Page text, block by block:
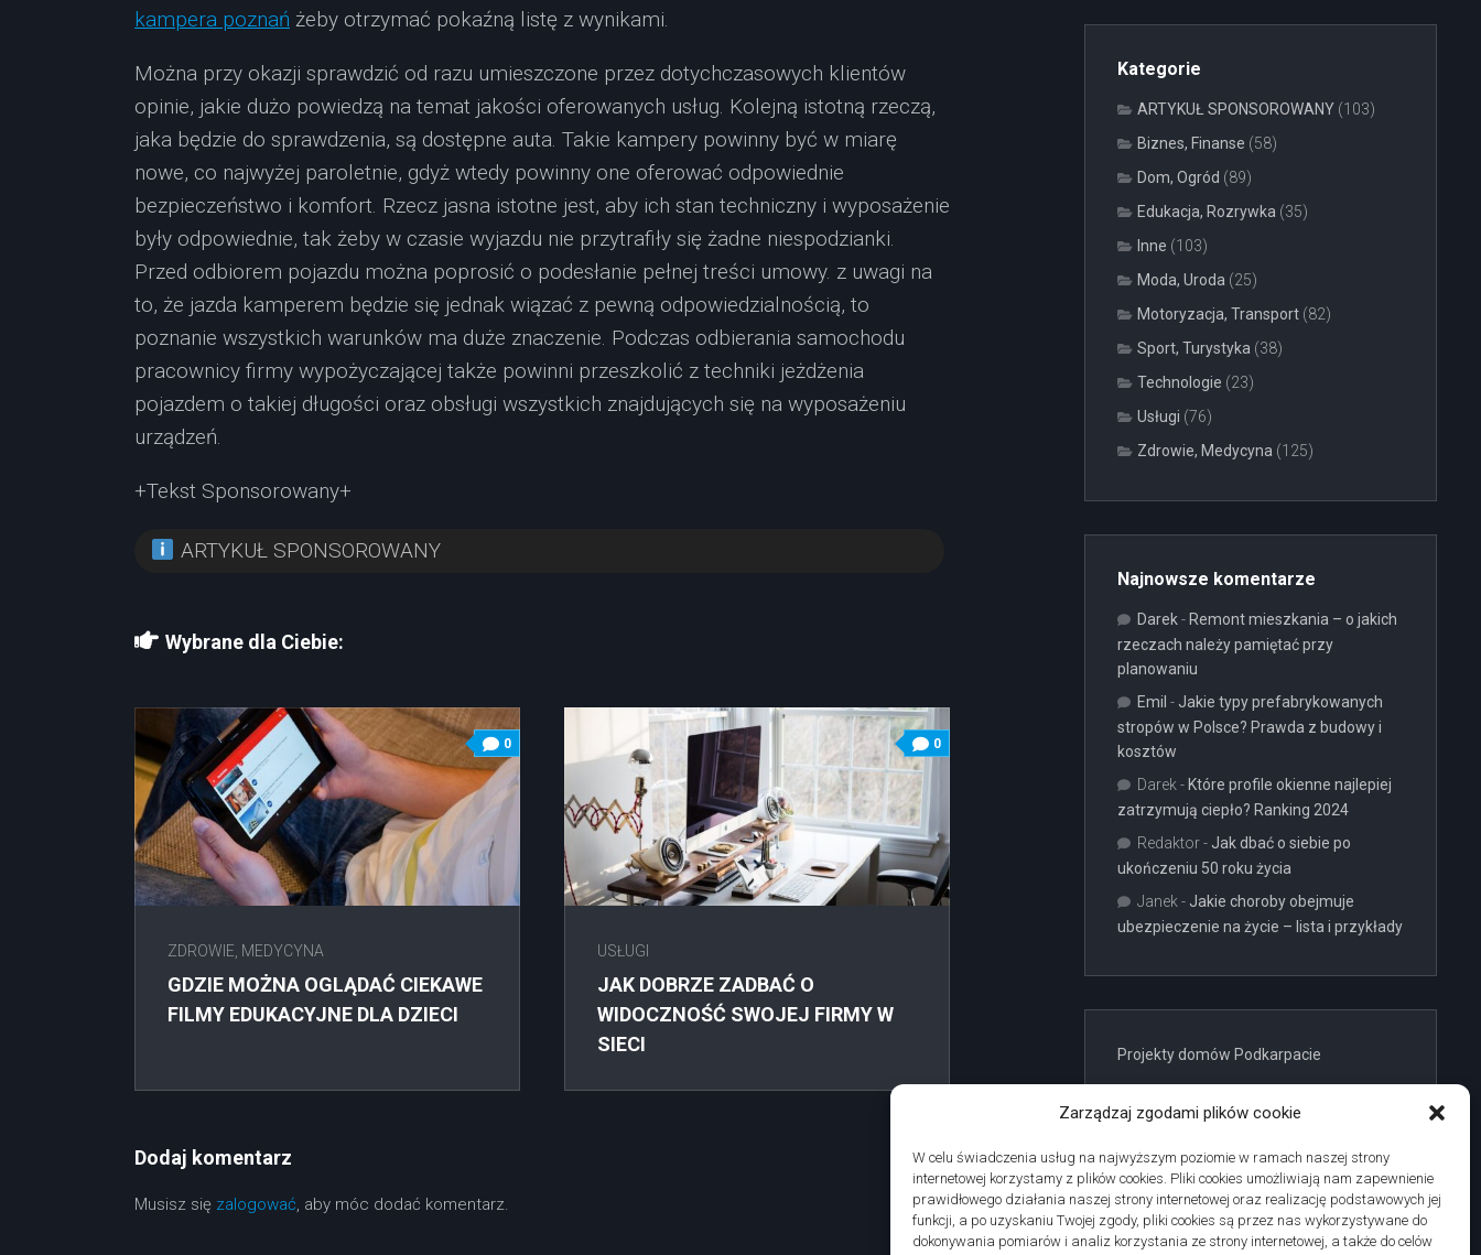
Zarządzaj zgodami plików cookie
W celu świadczenia usług na najwyższym poziomie w ramach naszej strony
internetowej korzystamy z plików cookies. Pliki cookies umożliwiają nam zapewnienie
prawidłowego działania naszej strony internetowej oraz realizację podstawowych jej
funkcji, a po uzyskaniu Twojej zgody, pliki cookies są przez nas wykorzystywane do
dokonywania pomiarów i analiz korzystania ze strony internetowej, a także do celów
kampera poznań żeby otrzymać pokaźną listę z wynikami.
Można przy okazji sprawdzić od razu umieszczone przez dotychczasowych klientów
opinie, jakie dużo powiedzą na temat jakości oferowanych usług. Kolejną istotną rzeczą,
jaka będzie do sprawdzenia, są dostępne auta. Takie kampery powinny być w miarę
nowe, co najwyżej paroletnie, gdyż wtedy powinny one oferować odpowiednie
bezpieczeństwo i komfort. Rzecz jasna istotne jest, aby ich stan techniczny i wyposażenie
były odpowiednie, tak żeby w czasie wyjazdu nie przytrafiły się żadne niespodzianki.
Przed odbiorem pojazdu można poprosić o podesłanie pełnej treści umowy. z uwagi na
to, że jazda kamperem będzie się jednak wiązać z pewną odpowiedzialnością, to
poznanie wszystkich warunków ma duże znaczenie. Podczas odbierania samochodu
pracownicy firmy wypożyczającej także powinni przeszkolić z techniki jeżdżenia
pojazdem o takiej długości oraz obsługi wszystkich znajdujących się na wyposażeniu
urządzeń.
+Tekst Sponsorowany+
ARTYKUŁ SPONSOROWANY
Wybrane dla Ciebie:
0
ZDROWIE, MEDYCYNA
GDZIE MOŻNA OGLĄDAĆ CIEKAWE
FILMY EDUKACYJNE DLA DZIECI
0
USŁUGI
JAK DOBRZE ZADBAĆ O
WIDOCZNOŚĆ SWOJEJ FIRMY W
SIECI
Dodaj komentarz
Musisz się zalogować, aby móc dodać komentarz.
Kategorie
ARTYKUŁ SPONSOROWANY (103)
Biznes, Finanse (58)
Dom, Ogród (89)
Edukacja, Rozrywka (35)
Inne (103)
Moda, Uroda (25)
Motoryzacja, Transport (82)
Sport, Turystyka (38)
Technologie (23)
Usługi (76)
Zdrowie, Medycyna (125)
Najnowsze komentarze
Darek- Remont mieszkania – o jakich
rzeczach należy pamiętać przy
planowaniu
Emil - Jakie typy prefabrykowanych
stropów w Polsce? Prawda z budowy i
kosztów
Darek - Które profile okienne najlepiej
zatrzymują ciepło? Ranking 2024
Redaktor- Jak dbać o siebie po
ukończeniu 50 roku życia
Janek - Jakie choroby obejmuje
ubezpieczenie na życie – lista i przykłady
Projekty domów Podkarpacie
linki z nap